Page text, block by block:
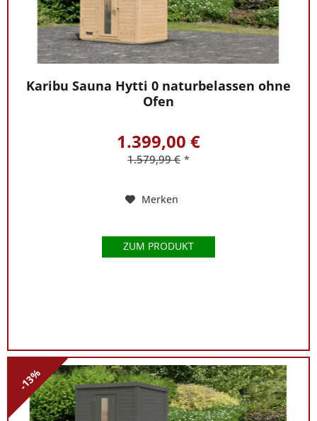
vertrauensvoll
an unseren
Experten
TomKaribu Sauna Hytti 0 naturbelassen ohne
Ofen
1.399,00 €
1.579,99 € *
Merken
ZUM PRODUKT
-13%